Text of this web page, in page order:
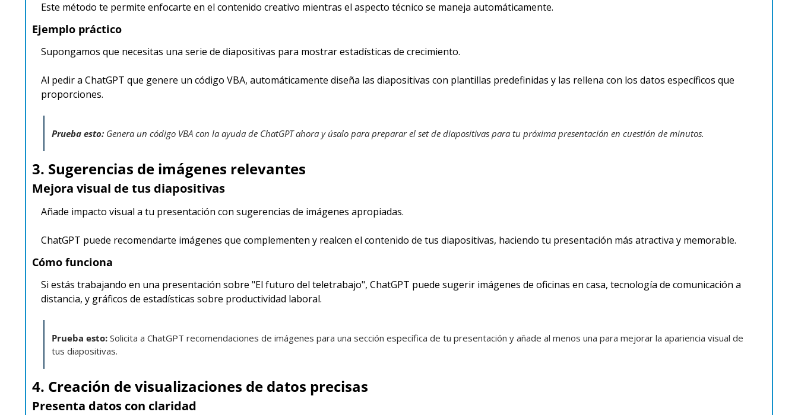
Este método te permite enfocarte en el contenido creativo mientras el aspecto técnico se maneja automáticamente.
Ejemplo práctico
Supongamos que necesitas una serie de diapositivas para mostrar estadísticas de crecimiento.
Al pedir a ChatGPT que genere un código VBA, automáticamente diseña las diapositivas con plantillas predefinidas y las rellena con los datos específicos que
proporciones.
Prueba esto: Genera un código VBA con la ayuda de ChatGPT ahora y úsalo para preparar el set de diapositivas para tu próxima presentación en cuestión de minutos.
3. Sugerencias de imágenes relevantes
Mejora visual de tus diapositivas
Añade impacto visual a tu presentación con sugerencias de imágenes apropiadas.
ChatGPT puede recomendarte imágenes que complementen y realcen el contenido de tus diapositivas, haciendo tu presentación más atractiva y memorable.
Cómo funciona
Si estás trabajando en una presentación sobre "El futuro del teletrabajo", ChatGPT puede sugerir imágenes de oficinas en casa, tecnología de comunicación a
distancia, y gráficos de estadísticas sobre productividad laboral.
Prueba esto: Solicita a ChatGPT recomendaciones de imágenes para una sección específica de tu presentación y añade al menos una para mejorar la apariencia visual de
tus diapositivas.
4. Creación de visualizaciones de datos precisas
Presenta datos con claridad